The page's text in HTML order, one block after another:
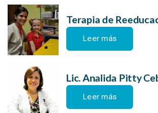
Terapia de
Leer más
Lic. Analida Pitty
Leer más